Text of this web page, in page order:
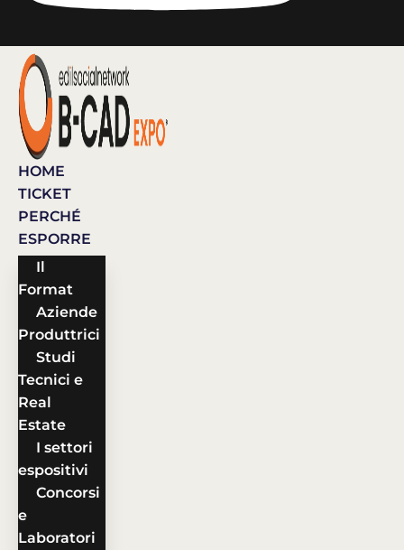
HOME
TICKET
PERCHÉ
ESPORRE
Il
Format
Aziende
Produttrici
Studi
Tecnici e
Real
Estate
I settori
espositivi
Concorsi
e
Laboratori